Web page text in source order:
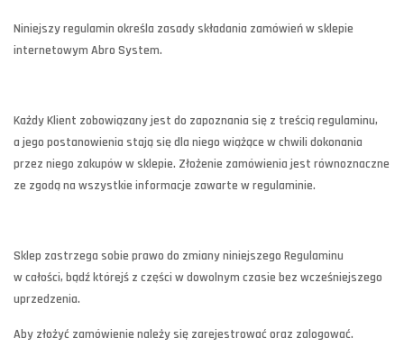
Niniejszy regulamin określa zasady składania zamówień w sklepie
internetowym Abro System.
Każdy Klient zobowiązany jest do zapoznania się z treścią regulaminu,
a jego postanowienia stają się dla niego wiążące w chwili dokonania
przez niego zakupów w sklepie. Złożenie zamówienia jest równoznaczne
ze zgodą na wszystkie informacje zawarte w regulaminie.
Sklep zastrzega sobie prawo do zmiany niniejszego Regulaminu
w całości, bądź którejś z części w dowolnym czasie bez wcześniejszego
uprzedzenia.
Aby złożyć zamówienie należy się zarejestrować oraz zalogować.